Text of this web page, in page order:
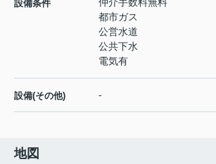
設備条件
仲介手数料無料
都市ガス
公営水道
公共下水
電気有
設備(その他) -
地図